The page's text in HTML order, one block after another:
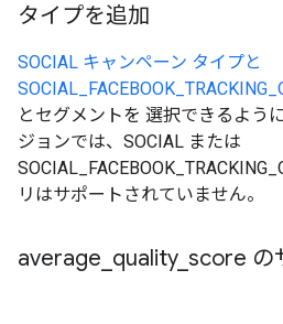
タイプを追加
SOCIAL キャンペーン タイプと
とセグメントを 選択できるよう
ジョンでは、SOCIAL または
リはサポートされていません。
average quality_ score の